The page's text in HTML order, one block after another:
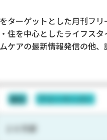
ターゲットとした月刊フ
住を中心としたライフス
ケアの最新情報発信の他
雑誌 フリーペーパー
２０万部